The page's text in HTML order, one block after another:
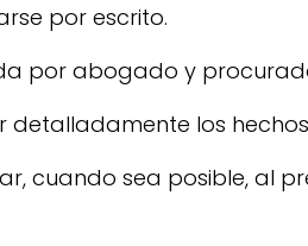
por escrito.
por abogado y
detalladamente los
cuando sea posible, al